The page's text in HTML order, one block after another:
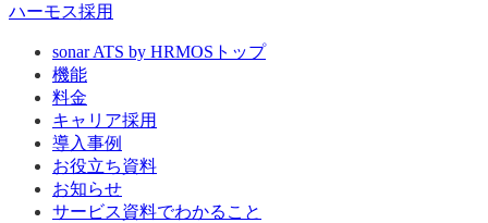
ハーモス採用
sonar ATS by HRMOS トップ
機能
料金
キャリア採用
導入事例
お役立ち資料
お知らせ
サービス資料でわかること